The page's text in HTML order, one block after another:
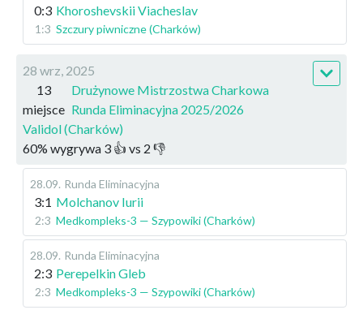
0:3 Khoroshevskii Viacheslav
1:3 Szczury piwniczne (Charków)
28 wrz, 2025
13
miejsce
Drużynowe Mistrzostwa Charkowa
Runda Eliminacyjna 2025/2026
Validol (Charków)
60% wygrywa 3 👍 vs 2 👎
28.09. Runda Eliminacyjna
3:1 Molchanov Iurii
2:3 Medkompleks-3 — Szypowiki (Charków)
28.09. Runda Eliminacyjna
2:3 Perepelkin Gleb
2:3 Medkompleks-3 — Szypowiki (Charków)